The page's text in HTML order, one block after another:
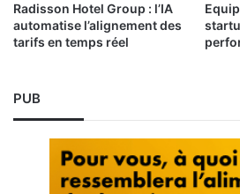
Radisson Hotel Group : l’IA
automatise l’alignement des
tarifs en temps réel
PUB